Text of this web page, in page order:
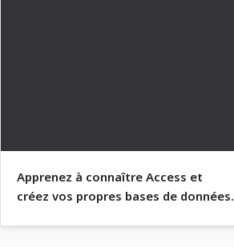
Apprenez à connaître Access et
créez vos propres bases de données.